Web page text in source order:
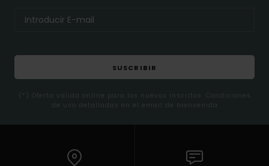
SUSCRIBIR
(*) Oferta valida online para los nuevos inscritos. Condiciones
de uso detalladas en el email de bienvenida